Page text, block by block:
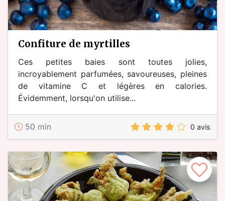
confiture de myrtilles
Ces petites baies sont toutes jolies,
incroyablement parfumées, savoureuses, pleines
de vitamine C et légères en calories.
Évidemment, lorsqu'on utilise...
50 min 0 avis